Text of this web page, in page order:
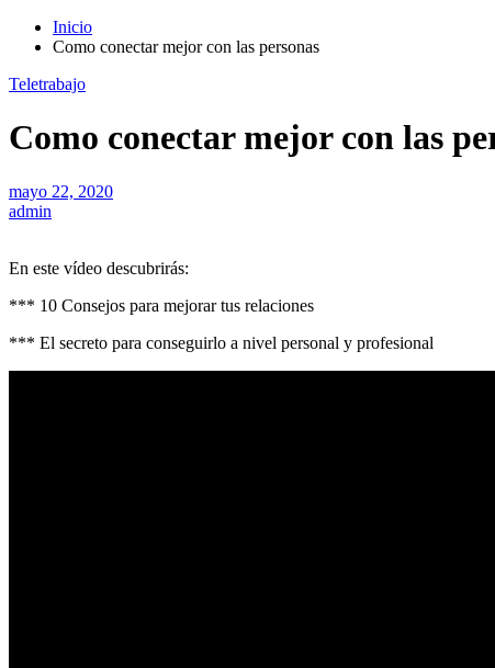
Inicio
Como conectar mejor con las personas
Teletrabajo
Como conectar mejor con las
mayo 22, 2020
admin
En este vídeo descubrirás:
*** 10 Consejos para mejorar tus relaciones
*** El secreto para conseguirlo a nivel personal y profesional